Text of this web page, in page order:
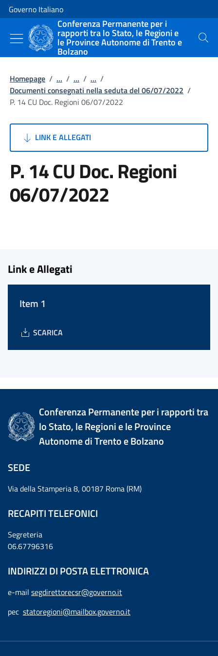
Vai al contenuto
Vai alla navigazione del sito
Governo Italiano
Conferenza Permanente per i
rapporti tra lo Stato, le Regioni e
le Province Autonome di Trento e
Bolzano
Cerca
Homepage / ... / ... / ... /
Documenti consegnati nella seduta del 06/07/2022 /
P. 14 CU Doc. Regioni 06/07/2022
LINK E ALLEGATI
P. 14 CU Doc. Regioni
06/07/2022
Link e Allegati
Item 1
SCARICA
Conferenza Permanente per i rapporti tra
lo Stato, le Regioni e le Province
Autonome di Trento e Bolzano
SEDE
Via della Stamperia 8, 00187 Roma (RM)
RECAPITI TELEFONICI
Segreteria
06.67796316
INDIRIZZI DI POSTA ELETTRONICA
e-mail segdirettorecsr@governo.it
pec statoregioni@mailbox.governo.it